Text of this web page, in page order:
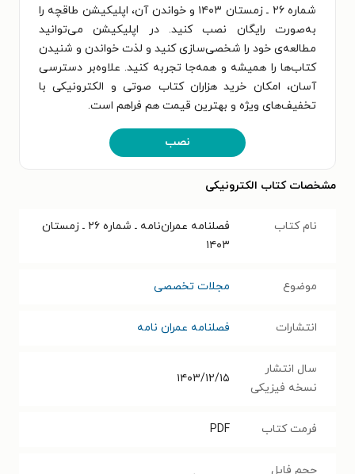
شماره ۲۶ ـ زمستان ۱۴۰۳ و خواندن آن، اپلیکیشن طاقچه را
به‌صورت رایگان نصب کنید. در اپلیکیشن می‌توانید
مطالعه‌ی خود را شخصی‌سازی کنید و لذت خواندن و شنیدن
کتاب‌ها را همیشه و همه‌جا تجربه کنید. علاوه‌بر دسترسی
آسان، امکان خرید هزاران کتاب صوتی و الکترونیکی با
تخفیف‌های ویژه و بهترین قیمت هم فراهم است.
نصب
مشخصات کتاب الکترونیکی
نام کتاب
فصلنامه عمران‌نامه ـ شماره ۲۶ ـ زمستان
۱۴۰۳
موضوع مجلات تخصصی
انتشارات فصلنامه عمران نامه
سال انتشار
نسخه فیزیکی
۱۴۰۳/۱۲/۱۵
فرمت کتاب PDF
حجم فایل